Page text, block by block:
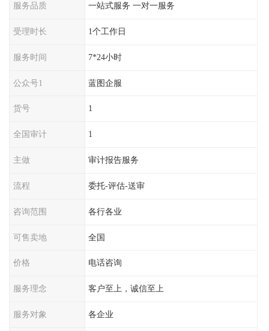
服务品质 一站式服务 一对一服务
受理时长 1个工作日
服务时间 7*24小时
公众号1 蓝图企服
货号 1
全国审计 1
主做 审计报告服务
流程 委托-评估-送审
咨询范围 各行各业
可售卖地 全国
价格 电话咨询
服务理念 客户至上，诚信至上
服务对象 各企业